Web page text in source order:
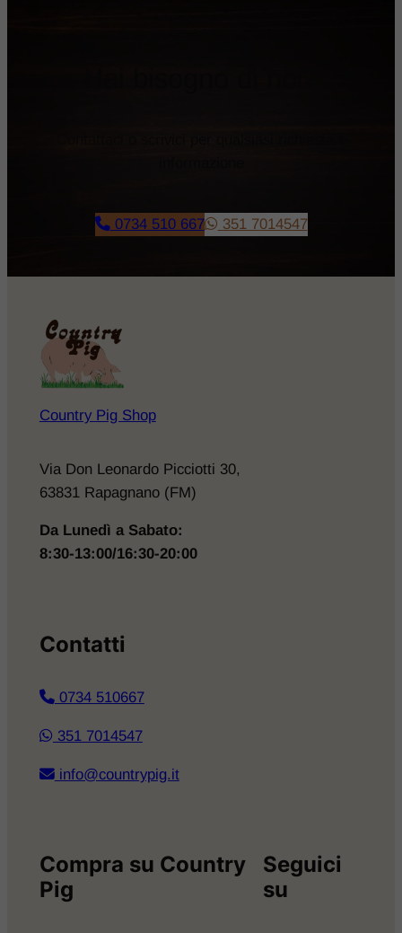
0734 510 667 351 7014547
Country Pig Shop
Via Don Leonardo Picciotti 30,
63831 Rapagnano (FM)
Da Lunedì a Sabato:
8:30-13:00/16:30-20:00
Contatti
​0734 510667
351 7014547
info@countrypig.it
Compra su Country
Pig
Seguici
su